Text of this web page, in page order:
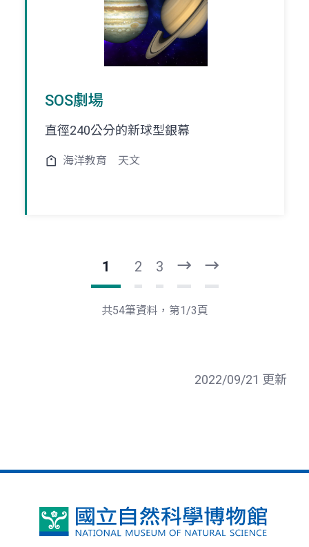
SOS劇場
直徑240公分的新球型銀幕
海洋教育 天文
1 2 3
一
頁
後
一
共54筆資料，第1/3頁
2022/09/21 更新
國